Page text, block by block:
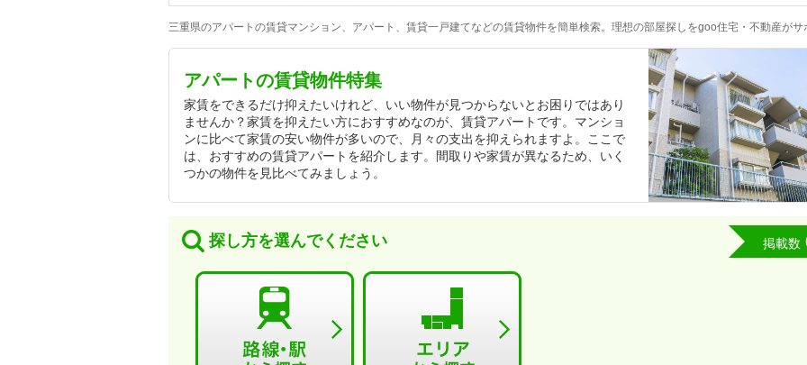
三重県のアパートの賃貸マンション、アパート、賃貸一戸建てなどの賃貸物件を簡単検索。理想の部屋探しをgoo住宅・不動産がサ
アパートの賃貸物件特集
家賃をできるだけ抑えたいけれど、いい物件が見つからないとお困りではあり
ませんか？家賃を抑えたい方におすすめなのが、賃貸アパートです。マンショ
ンに比べて家賃の安い物件が多いので、月々の支出を抑えられますよ。ここで
は、おすすめの賃貸アパートを紹介します。間取りや家賃が異なるため、いく
つかの物件を見比べてみましょう。
探し方を選んでください 掲載数